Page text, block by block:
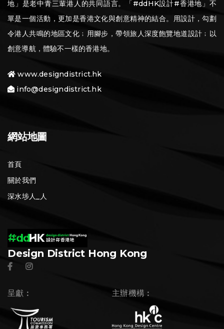
地」是老中青三輩港人的共同語言。「#ddHK設計#香港地」不
單是一個活動，更加是香港文化與創意精神的結合。用設計，勾劃
令港人共鳴的地區文化﹔用腳步，帶領旅人深度飽覽地道設計﹔以
創意導航，體驗不一樣的香港地。
www.designdistrict.hk
info@designdistrict.hk
網站地圖
首頁
關於我們
深水埗人_人
Design District Hong Kong
呈獻︰ 主辦機構︰